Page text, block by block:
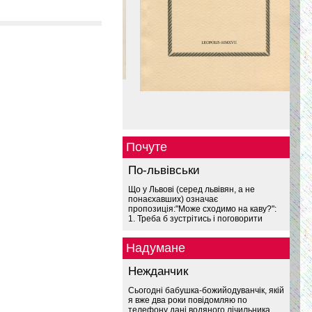
Почуте
По-львівськи
Що у Львові (серед львівян, а не
понаєхавших) означає
пропозиція:"Може сходимо на каву?":
1. Треба б зустрітись і поговорити
Надумане
Нежданчик
Сьогодні бабушка-божийодуванчік, якій
я вже два роки повідомляю по
телефону дані водяного лічильника,